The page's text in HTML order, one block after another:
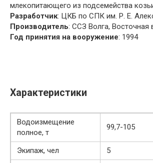
млекопитающего из подсемейства
Разработчик: ЦКБ по СПК им. Р. Е.
Производитель: ССЗ Волга, Восточная
Год принятия на вооружение: 1994
Характеристики
Водоизмещение
полное, т
99,7-105
Экипаж, чел
5